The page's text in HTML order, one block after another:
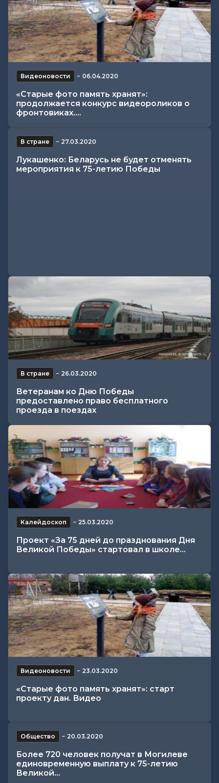
Видеоновости − 06.04.2020
«Старые фото память хранят»:
продолжается конкурс видеороликов о
фронтовиках....
В стране − 27.03.2020
Лукашенко: Беларусь не будет отменять
мероприятия к 75-летию Победы
В стране − 26.03.2020
Ветеранам ко Дню Победы
предоставлено право бесплатного
проезда в поездах
Калейдоскоп − 25.03.2020
Проект «За 75 дней до празднования Дня
Великой Победы» стартовал в школе...
Видеоновости − 23.03.2020
«Старые фото память хранят»: старт
проекту дан. Видео
Общество − 20.03.2020
Более 720 человек получат в Могилеве
единовременную выплату к 75-летию
Великой...